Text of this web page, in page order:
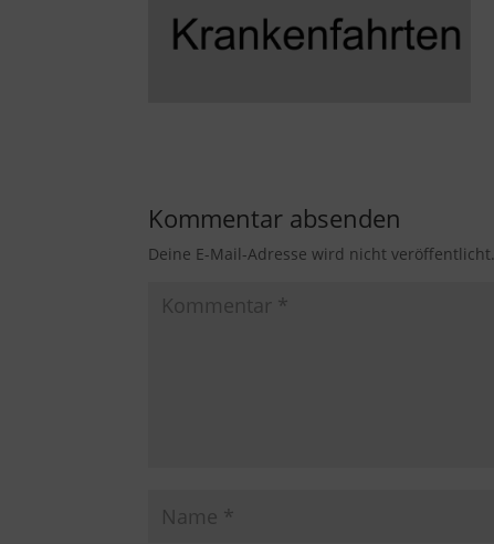
Kommentar absenden
Deine E-Mail-Adresse wird nicht veröffentlicht.